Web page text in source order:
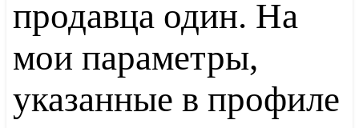
продавца один. На
мои параметры,
указанные в профиле